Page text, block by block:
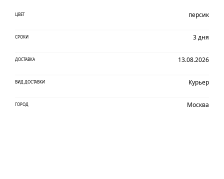
ЦВЕТ персик
СРОКИ 3 дня
ДОСТАВКА 13.08.2026
ВИД ДОСТАВКИ Курьер
ГОРОД Москва